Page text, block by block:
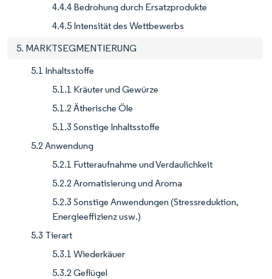
4.4.4 Bedrohung durch Ersatzprodukte
4.4.5 Intensität des Wettbewerbs
5. MARKTSEGMENTIERUNG
5.1 Inhaltsstoffe
5.1.1 Kräuter und Gewürze
5.1.2 Ätherische Öle
5.1.3 Sonstige Inhaltsstoffe
5.2 Anwendung
5.2.1 Futteraufnahme und Verdaulichkeit
5.2.2 Aromatisierung und Aroma
5.2.3 Sonstige Anwendungen (Stressreduktion,
Energieeffizienz usw.)
5.3 Tierart
5.3.1 Wiederkäuer
5.3.2 Geflügel